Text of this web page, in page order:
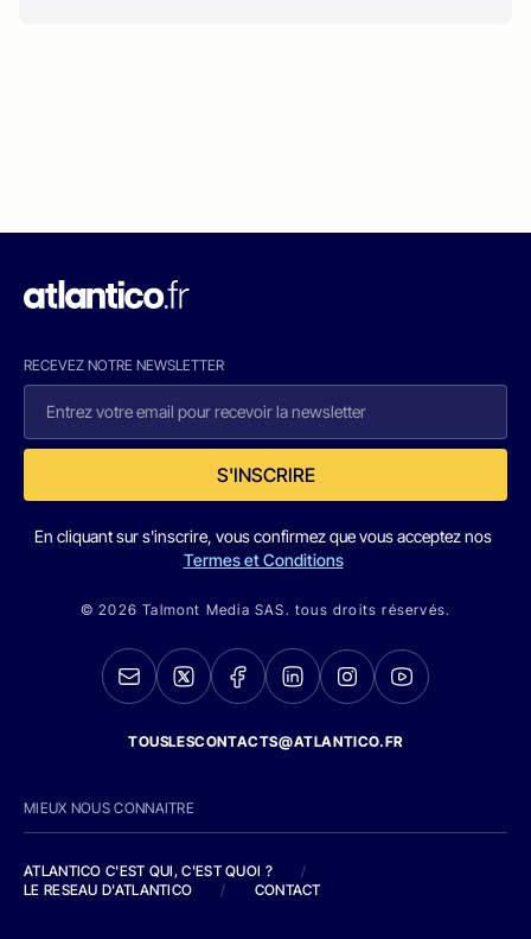
RECEVEZ NOTRE NEWSLETTER
S'INSCRIRE
En cliquant sur s'inscrire, vous confirmez que vous acceptez nos
Termes et Conditions
© 2026 Talmont Media SAS. tous droits réservés.
TOUSLESCONTACTS@ATLANTICO.FR
MIEUX NOUS CONNAITRE
ATLANTICO C'EST QUI, C'EST QUOI ?
/
LE RESEAU D'ATLANTICO
/ CONTACT